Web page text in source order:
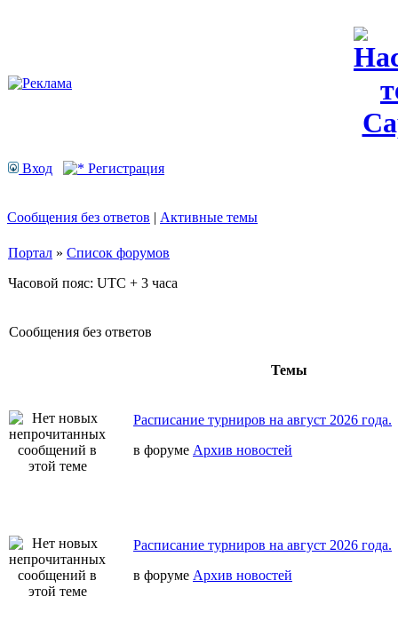
Вход Регистрация
Сообщения без ответов | Активные темы
Портал » Список форумов
Часовой пояс: UTC + 3 часа
Сообщения без ответов
Темы
Расписание турниров на август 2026 года.
в форуме Архив новостей
Расписание турниров на август 2026 года.
в форуме Архив новостей